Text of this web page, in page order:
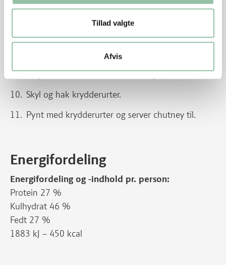
Tillad valgte
Afvis
Tilsæt porrer, kål, kidney bønner og gulerødder og
steg videre et par minutter.
Hæld evt. vand fra byggen og vend den i retten.
Smag til med sukker, eddike, salt og peber.
Skyl og hak krydderurter.
Pynt med krydderurter og server chutney til.
Energifordeling
Energifordeling og -indhold pr. person:
Protein 27 %
Kulhydrat 46 %
Fedt 27 %
1883 kJ – 450 kcal